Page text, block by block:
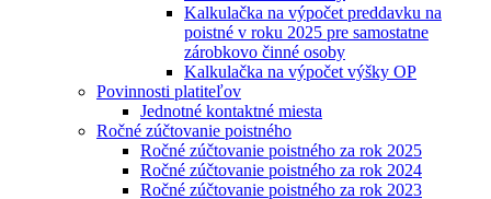
Kalkulačka na výpočet preddavku na
poistné v roku 2025 pre samostatne
zárobkovo činné osoby
Kalkulačka na výpočet výšky OP
Povinnosti platiteľov
Jednotné kontaktné miesta
Ročné zúčtovanie poistného
Ročné zúčtovanie poistného za rok 2025
Ročné zúčtovanie poistného za rok 2024
Ročné zúčtovanie poistného za rok 2023